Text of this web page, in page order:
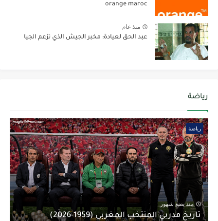
orange maroc
منذ عام
عبد الحق لعيادة: مخبر الجيش الذي تزعم الجيا
رياضة
رياضة
منذ بضع شهور
تاريخ مدربي المنتخب المغربي (1959-2026)